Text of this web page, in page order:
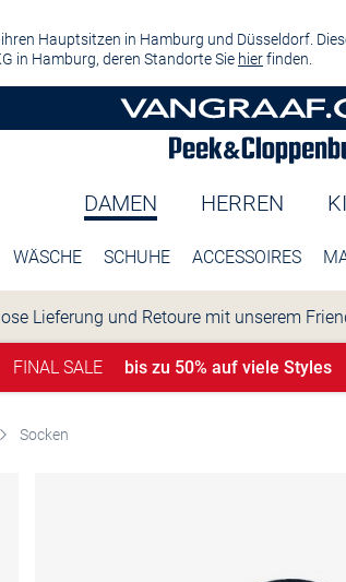
Hauptsitzen in Hamburg und Düsseldorf.
in Hamburg, deren Standorte Sie hierfinden.
DAMEN HERREN
WÄSCHE SCHUHE ACCESSOIRES
Lieferung und Retoure mit unserem
FINAL SALE bis zu 50% auf viele Styles
Socken